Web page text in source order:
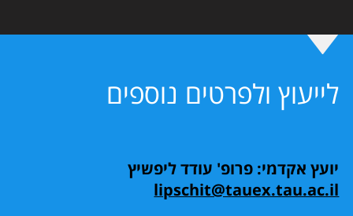
לייעוץ ולפרטים נוספים
יועץ אקדמי: פרופ' עודד ליפשיץ
lipschit@tauex.tau.ac.il